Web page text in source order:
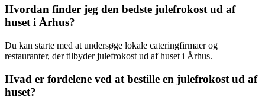
Hvordan finder jeg den bedste julefrokost ud af
huset i Århus?
Du kan starte med at undersøge lokale cateringfirmaer og
restauranter, der tilbyder julefrokost ud af huset i Århus.
Hvad er fordelene ved at bestille en julefrokost ud af
huset?